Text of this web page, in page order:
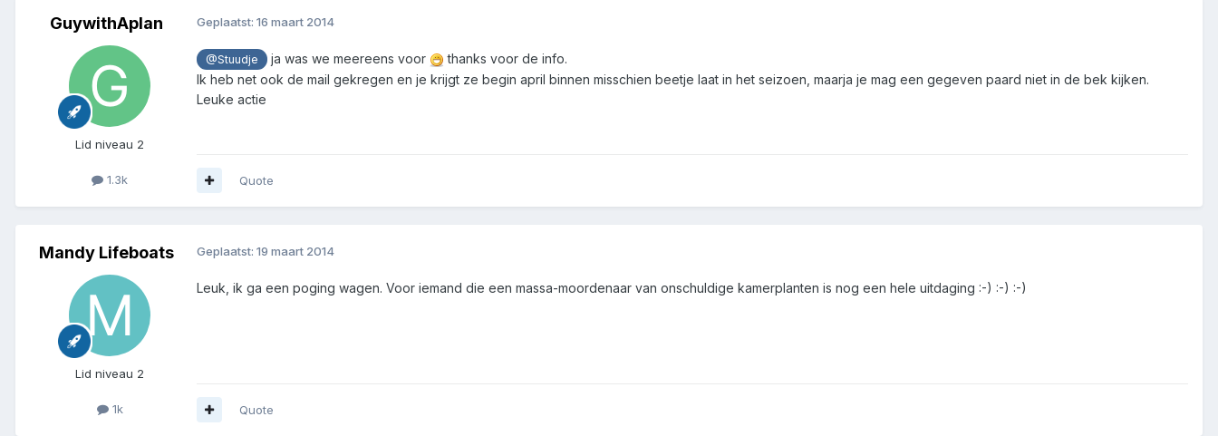
GuywithAplan
Lid niveau 2
1.3k
Geplaatst: 16 maart 2014
@Stuudje ja was we meereens voor
thanks voor de info.
Ik heb net ook de mail gekregen en je krijgt ze begin april binnen misschien beetje laat in het seizoen, maarja je mag een gegeven paard niet in de bek kijken.
Leuke actie
Quote
Mandy Lifeboats
Lid niveau 2
1k
Geplaatst: 19 maart 2014
Leuk, ik ga een poging wagen. Voor iemand die een massa-moordenaar van onschuldige kamerplanten is nog een hele uitdaging :-) :-) :-)
Quote